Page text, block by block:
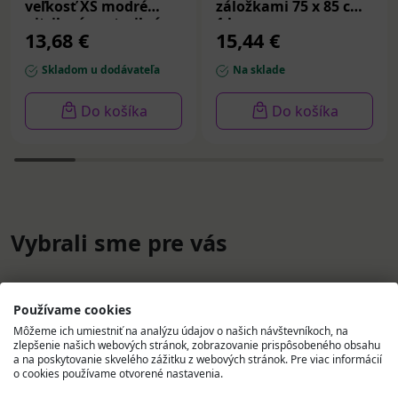
veľkosť XS modré
nitrilové nesterilné
200 ks
13,68 €
Skladom u dodávateľa
Do košíka
záložkami 75 x 85 cm
1 ks
15,44 €
Na sklade
Do košíka
Vybrali sme pre vás
Používame cookies
Môžeme ich umiestniť na analýzu údajov o našich návštevníkoch, na
zlepšenie našich webových stránok, zobrazovanie prispôsobeného obsahu
a na poskytovanie skvelého zážitku z webových stránok. Pre viac informácií
o cookies používame otvorené nastavenia.